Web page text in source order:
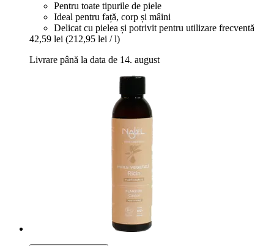
Pentru toate tipurile de piele
Ideal pentru față, corp și mâini
Delicat cu pielea și potrivit pentru utilizare frecventă
42,59 lei (212,95 lei / l)
Livrare până la data de 14. august